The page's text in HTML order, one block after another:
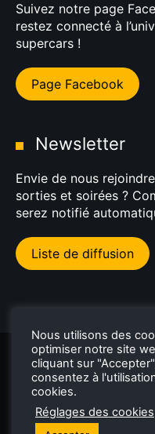
Suivez notre page
restez connecté à
supercars !
Page Facebook
Newsletter
Envie de nous
sorties et soirées ?
serez notifié
Liste de diffusion
Sorties GT et
PremDrive
Mentions
Nous utilisons des
optimiser notre site
cliquant sur
consentez à
cookies.
Réglages des cookies